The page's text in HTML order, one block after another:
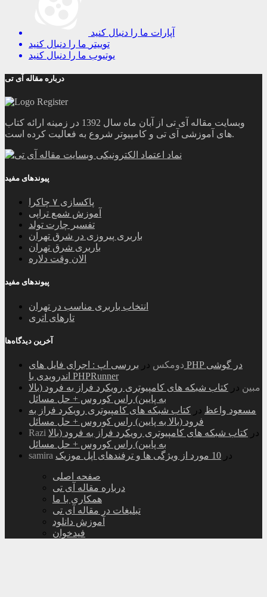
آپارات ما را دنبال کنید
توییتر ما را دنبال کنید
یوتیوب ما را دنبال کنید
درباره مقاله آی تی
وبسایت مقاله آی تی از آبان ماه سال 1392 در زمینه ارائه کتاب
های آموزشی آی تی و کامپیوتر شروع به فعالیت کرده است.
پیوندهای مفید
پاکسازی ۷ چاکرا
آموزش شمع تراپی
تفسیر چارت تولد
باربری پیروزی در شرق تهران
باربری شرق تهران
الان وقت دلاره
پیوندهای مفید
انتخاب باربری مناسب در تهران
تارهای اتری
آخرین دیدگاه‌ها
دومکس در بررسی اپ : اجرای فایل های PHP در گوشی
اندرویدی با PHPRunner
مبین در کتاب شبکه های کامپیوتری رویکرد فراز به فرود (بالا
به پایین) راس کوروس + حل مسائل
مسعود واعظ در کتاب شبکه های کامپیوتری رویکرد فراز به
فرود (بالا به پایین) راس کوروس + حل مسائل
Razi
در کتاب شبکه های کامپیوتری رویکرد فراز به فرود (بالا
به پایین) راس کوروس + حل مسائل
samira
در 10 مورد از ویژگی ها و ترفندهای اپل موزیک
صفحه اصلی
درباره مقاله آی تی
همکاری با ما
تبلیغات در مقاله آی تی
آموزش دانلود
فیدخوان